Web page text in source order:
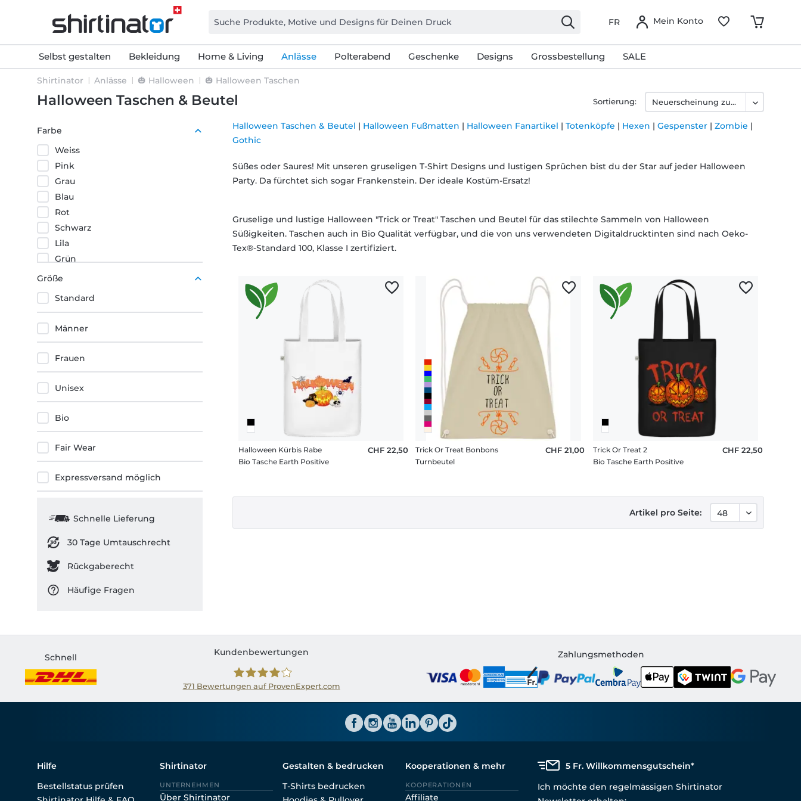
FR Mein Konto
Selbst gestalten Bekleidung Home & Living Anlässe Polterabend Geschenke Designs Grossbestellung SALE
Shirtinator Anlässe 🎃 Halloween 🎃 Halloween Taschen
Halloween Taschen & Beutel
Farbe
Weiss
Pink
Grau
Blau
Rot
Schwarz
Lila
Grün
Gelb
Größe
Standard
Männer
Frauen
Unisex
Bio
Fair Wear
Expressversand möglich
Schnelle Lieferung
30 Tage Umtauschrecht
Rückgaberecht
Häufige Fragen
Halloween Taschen & Beutel | Halloween Fußmatten | Halloween Fanartikel | Totenköpfe | Hexen | Gespenster | Zombie |
Gothic
Süßes oder Saures! Mit unseren gruseligen T-Shirt Designs und lustigen Sprüchen bist du der Star auf jeder Halloween
Party. Da fürchtet sich sogar Frankenstein. Der ideale Kostüm-Ersatz!
Gruselige und lustige Halloween "Trick or Treat" Taschen und Beutel für das stilechte Sammeln von Halloween
Süßigkeiten. Taschen auch in Bio Qualität verfügbar, und die von uns verwendeten Digitaldrucktinten sind nach Oeko-
Tex®-Standard 100, Klasse I zertifiziert.
Sortierung:
Halloween Kürbis Rabe
Bio Tasche Earth Positive
CHF 22,50
Trick Or Treat Bonbons
Turnbeutel
CHF 21,00
Trick Or Treat 2
Bio Tasche Earth Positive
CHF 22,50
Artikel pro Seite:
Schnell
Kundenbewertungen
371 Bewertungen auf ProvenExpert.com
Zahlungsmethoden
Hilfe
Bestellstatus prüfen
Shirtinator
UNTERNEHMEN
Über Shirtinator
Gestalten & bedrucken
T-Shirts bedrucken
Kooperationen & mehr
KOOPERATIONEN
Affiliate
5 Fr. Willkommensgutschein*
Ich möchte den regelmässigen Shirtinator